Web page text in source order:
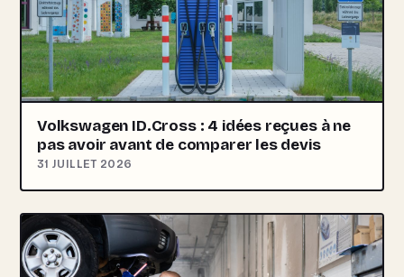
Volkswagen ID.Cross : 4 idées reçues à ne
pas avoir avant de comparer les devis
31 JUILLET 2026